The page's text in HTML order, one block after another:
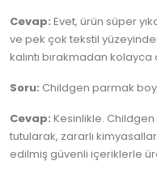
Cevap: Evet, ürün süper
ve pek çok tekstil
kalıntı bırakmadan kolayca
Soru: Childgen parmak
Cevap: Kesinlikle.
tutularak, zararlı
edilmiş güvenli içeriklerle